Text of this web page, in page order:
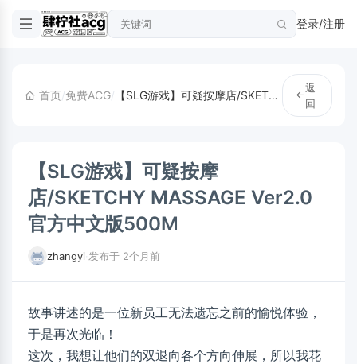
登录/注册
首页/免费ACG/ 【SLG游戏】可疑按摩店/SKETCHY MASSAGE Ver2.0 官方中文版500M
返
回
【SLG游戏】可疑按摩
店/SKETCHY MASSAGE Ver2.0
官方中文版500M
zhangyi 发布于 2个月前
故事讲述的是一位新员工无法遗忘之前的愉悦体验，
于是再次光临！
这次，我想让他们的双退向各个方向伸展，所以我花